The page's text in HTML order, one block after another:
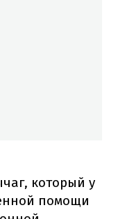
который у
помощи